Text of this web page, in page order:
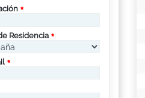
Residencia